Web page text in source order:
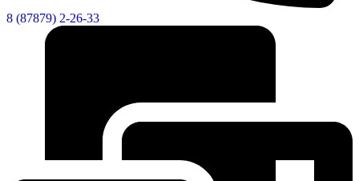
Городская Среда
8 (87879) 2-26-33